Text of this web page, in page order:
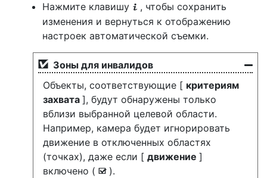
Нажмите клавишу i , чтобы сохранить
изменения и вернуться к отображению
настроек автоматической съемки.
Зоны для инвалидов
Объекты, соответствующие [ критериям
захвата ], будут обнаружены только
вблизи выбранной целевой области.
Например, камера будет игнорировать
движение в отключенных областях
(точках), даже если [ движение ]
включено ( M ).